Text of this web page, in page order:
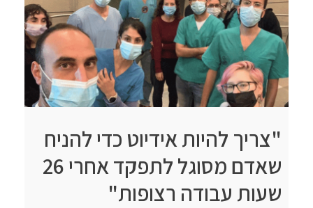
"צריך להיות אידיוט כדי להניח
שאדם מסוגל לתפקד אחרי 26
שעות עבודה רצופות"